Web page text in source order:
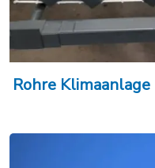
Rohre Klimaanlage